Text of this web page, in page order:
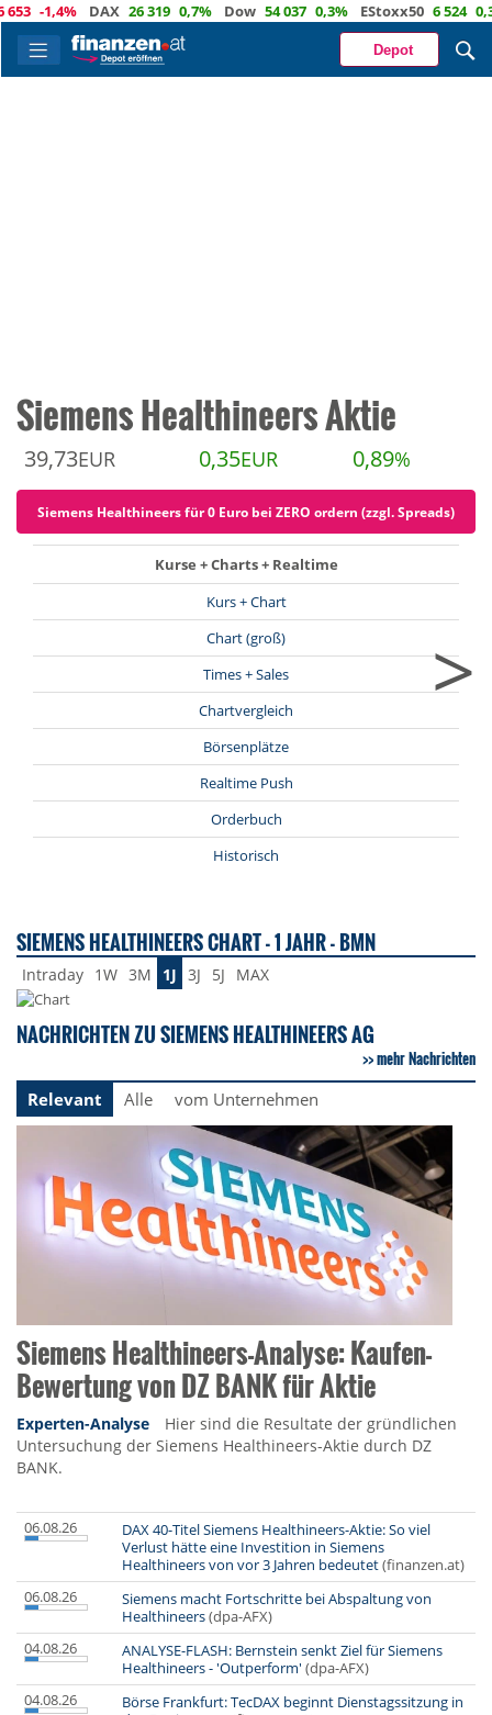
DAX 26 319 0,7% Dow 54 037 0,3% EStoxx50 6 524 0,3%
Depot
Siemens Healthineers Aktie
39,73EUR 0,35EUR 0,89%
Siemens Healthineers für 0 Euro bei ZERO ordern (zzgl. Spreads)
Kurse + Charts + Realtime
Kurs + Chart
Chart (groß)
Times + Sales
Chartvergleich
Börsenplätze
Realtime Push
Orderbuch
Historisch
>
SIEMENS HEALTHINEERS CHART - 1 JAHR - BMN
Intraday 1W 3M 1J 3J 5J MAX
NACHRICHTEN ZU SIEMENS HEALTHINEERS AG
mehr Nachrichten
Relevant
Alle vom Unternehmen
Siemens Healthineers-Analyse: Kaufen-
Bewertung von DZ BANK für Aktie
Experten-Analyse
Hier sind die Resultate der gründlichen
Untersuchung der Siemens Healthineers-Aktie durch DZ
BANK.
06.08.26
DAX 40-Titel Siemens Healthineers-Aktie: So viel
Verlust hätte eine Investition in Siemens
Healthineers von vor 3 Jahren bedeutet(finanzen.at)
06.08.26
Siemens macht Fortschritte bei Abspaltung von
Healthineers(dpa-AFX)
04.08.26
ANALYSE-FLASH: Bernstein senkt Ziel für Siemens
Healthineers - 'Outperform' (dpa-AFX)
04.08.26
Börse Frankfurt: TecDAX beginnt Dienstagssitzung in